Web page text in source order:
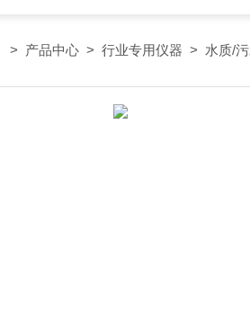
> 产品中心 > 行业专用仪器 > 水质/